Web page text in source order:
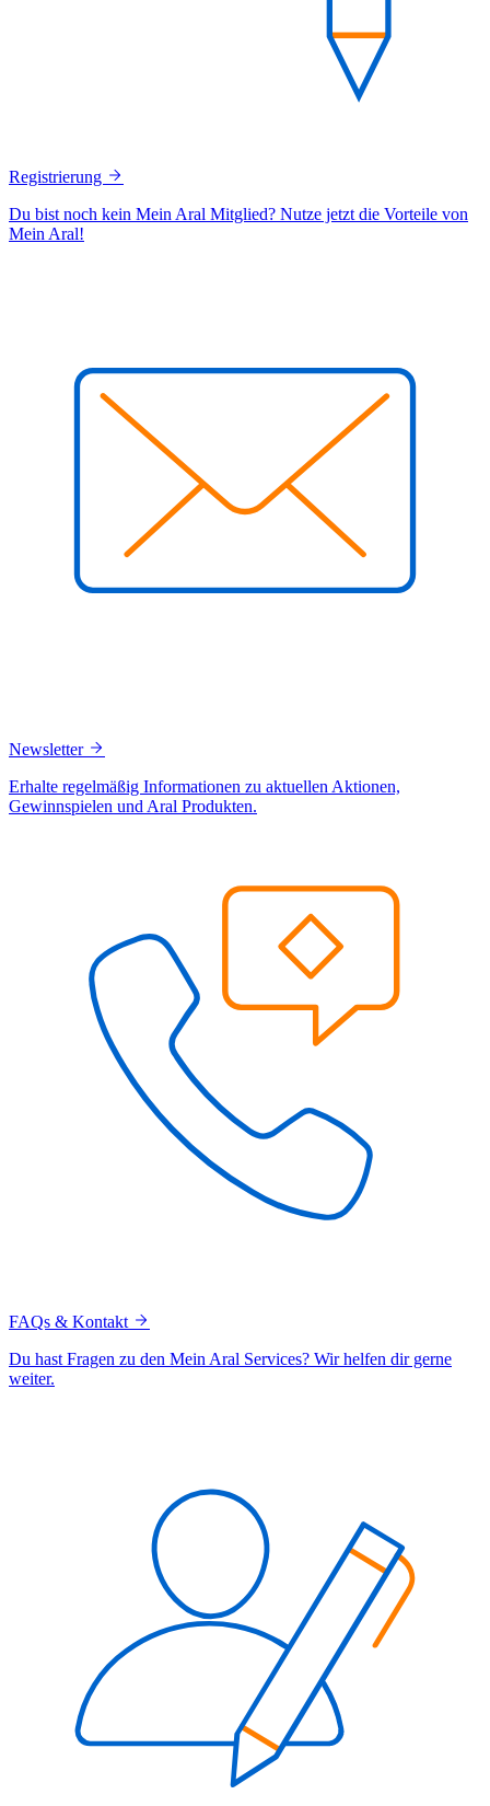
Registrierung
Du bist noch kein Mein Aral Mitglied? Nutze jetzt die Vorteile von
Mein Aral!
Newsletter
Erhalte regelmäßig Informationen zu aktuellen Aktionen,
Gewinnspielen und Aral Produkten.
FAQs & Kontakt
Du hast Fragen zu den Mein Aral Services? Wir helfen dir gerne
weiter.